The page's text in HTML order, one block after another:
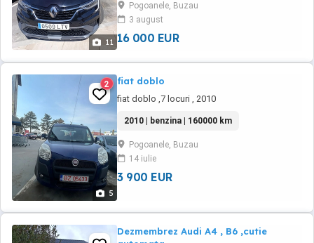
11
Pogoanele, Buzau
3 august
16 000 EUR
5
2 fiat doblo
fiat doblo ,7 locuri , 2010
2010 | benzina | 160000 km
Pogoanele, Buzau
14 iulie
3 900 EUR
Dezmembrez Audi A4 , B6 ,cutie